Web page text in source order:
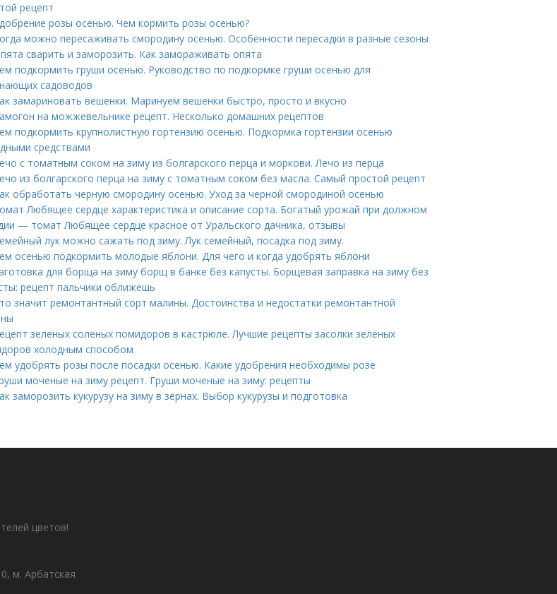
рецепт
розы осенью. Чем кормить розы осенью?
можно пересаживать смородину осенью. Особенности пересадки в разные сезоны
сварить и заморозить. Как замораживать опята
подкормить груши осенью. Руководство по подкормке груши осенью для
садоводов
замариновать вешенки. Маринуем вешенки быстро, просто и вкусно
на можжевельнике рецепт. Несколько домашних рецептов
подкормить крупнолистную гортензию осенью. Подкормка гортензии осенью
средствами
с томатным соком на зиму из болгарского перца и моркови. Лечо из перца
из болгарского перца на зиму с томатным соком без масла. Самый простой рецепт
обработать черную смородину осенью. Уход за черной смородиной осенью
Любящее сердце характеристика и описание сорта. Богатый урожай при должном
— томат Любящее сердце красное от Уральского дачника, отзывы
лук можно сажать под зиму. Лук семейный, посадка под зиму.
осенью подкормить молодые яблони. Для чего и когда удобрять яблони
для борща на зиму борщ в банке без капусты. Борщевая заправка на зиму без
рецепт пальчики оближешь
значит ремонтантный сорт малины. Достоинства и недостатки ремонтантной
зеленых соленых помидоров в кастрюле. Лучшие рецепты засолки зелёных
холодным способом
удобрять розы после посадки осенью. Какие удобрения необходимы розе
моченые на зиму рецепт. Груши моченые на зиму: рецепты
заморозить кукурузу на зиму в зернах. Выбор кукурузы и подготовка
цветов!
м. Арбатская